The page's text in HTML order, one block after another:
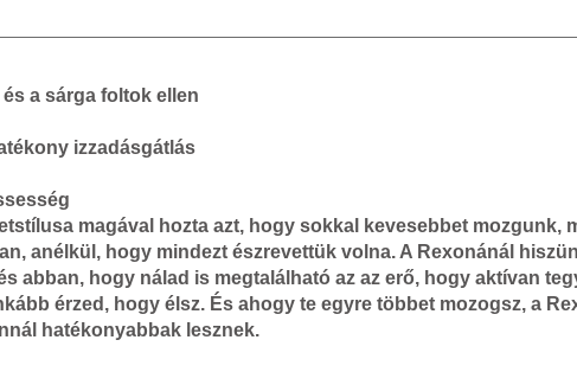
és a sárga foltok ellen
izzadásgátlás
magával hozta azt, hogy sokkal kevesebbet mozgunk,
anélkül, hogy mindezt észrevettük volna. A Rexonánál
abban, hogy nálad is megtalálható az az erő, hogy aktívan
érzed, hogy élsz. És ahogy te egyre többet mozogsz, a
hatékonyabbak lesznek.